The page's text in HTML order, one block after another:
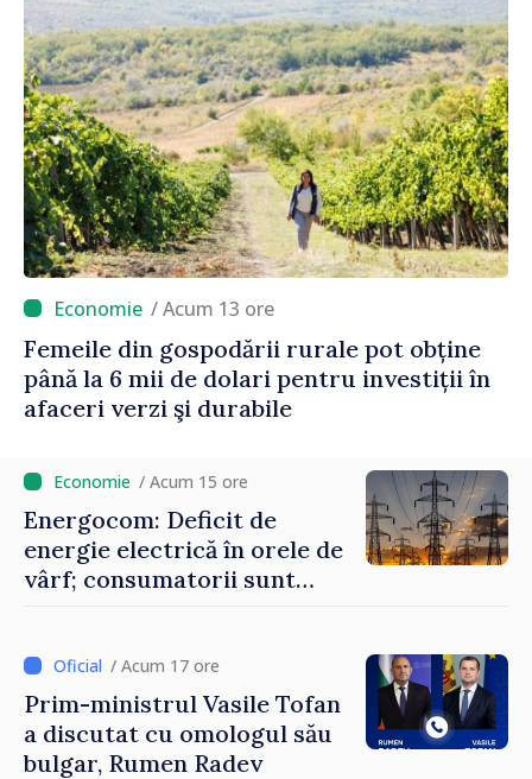
/ Acum 13 ore
Femeile din gospodării rurale pot obține
până la 6 mii de dolari pentru investiții în
afaceri verzi şi durabile
/ Acum 15 ore
Energocom: Deficit de
energie electrică în orele de
vârf; consumatorii sunt
/ Acum 17 ore
Prim-ministrul Vasile Tofan
a discutat cu omologul său
bulgar, Rumen Radev